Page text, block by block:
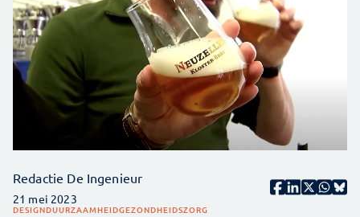
Redactie De Ingenieur
21 mei 2023
DESIGNDUURZAAMHEIDGEZONDHEIDSZORG